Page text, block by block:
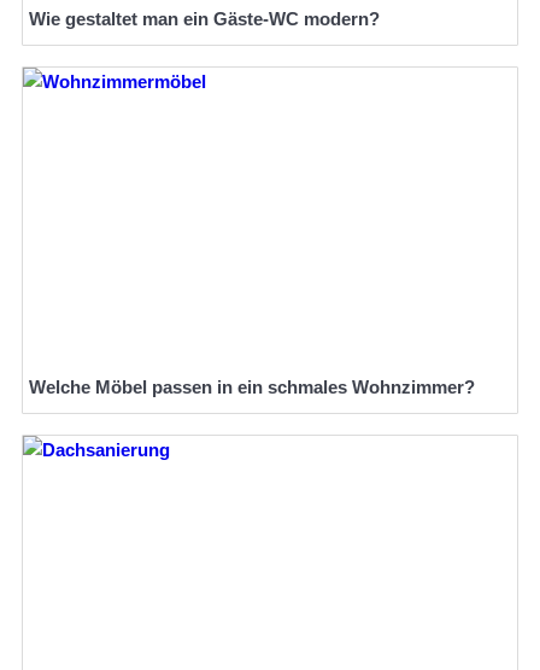
Wie gestaltet man ein Gäste-WC modern?
Welche Möbel passen in ein schmales Wohnzimmer?